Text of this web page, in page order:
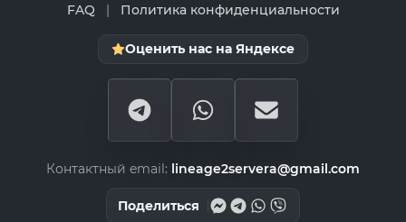
FAQ | Политика конфиденциальности
Оценить нас на Яндексе
Контактный email: lineage2servera@gmail.com
Поделиться